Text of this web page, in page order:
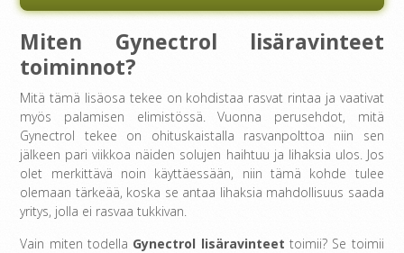
Miten Gynectrol lisäravinteet
toiminnot?
Mitä tämä lisäosa tekee on kohdistaa rasvat rintaa ja vaativat
myös palamisen elimistössä. Vuonna perusehdot, mitä
Gynectrol tekee on ohituskaistalla rasvanpolttoa niin sen
jälkeen pari viikkoa näiden solujen haihtuu ja lihaksia ulos. Jos
olet merkittävä noin käyttäessään, niin tämä kohde tulee
olemaan tärkeää, koska se antaa lihaksia mahdollisuus saada
yritys, jolla ei rasvaa tukkivan.
Vain miten todella Gynectrol lisäravinteet toimii? Se toimii